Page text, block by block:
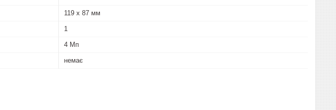
119 х 87 мм
1
4 Мп
немає